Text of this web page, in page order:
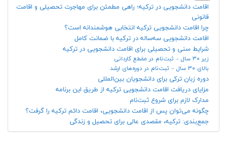
اقامت دانشجویی در ترکیه؛ راهی مطمئن برای مهاجرت تحصیلی و اقامت
قانونی
چرا اقامت دانشجویی ترکیه انتخابی هوشمندانه است؟
اقامت دانشجویی سه‌ساله در ترکیه با ضمانت کامل
شرایط سنی و تحصیلی برای اقامت دانشجویی در ترکیه
زیر ۳۰ سال – ثبت‌نام در مقطع کاردانی
بالای ۳۰ سال – ثبت‌نام در دوره‌های ارشد
دوره زبان ترکی برای دانشجویان بین‌المللی
مزایای دریافت اقامت دانشجویی ترکیه از طریق این برنامه
مدارک لازم برای شروع ثبت‌نام
چگونه می‌توان پس از اقامت دانشجویی، اقامت دائم ترکیه را گرفت؟
جمع‌بندی: ترکیه، مقصدی عالی برای تحصیل و زندگی